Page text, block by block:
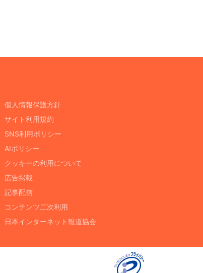
個人情報保護方針
サイト利用規約
SNS利用ポリシー
AIポリシー
クッキーの利用について
広告掲載
記事配信
コンテンツ二次利用
日本インターネット報道協会